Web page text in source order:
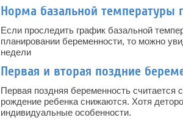
Норма базальной температуры
Если проследить график базальной
планировании беременности, то можно
недели
Первая и вторая поздние
Первая поздняя беременность считается
рождение ребенка снижаются. Хотя
индивидуальные особенности.